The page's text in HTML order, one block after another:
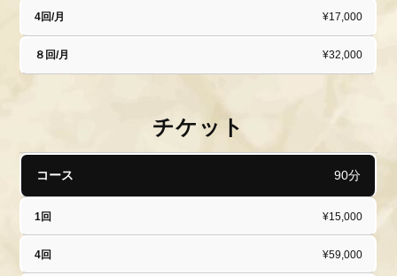
¥17,000
¥32,000
チケット
コ
ー
ス
90分
¥15,000
¥59,000